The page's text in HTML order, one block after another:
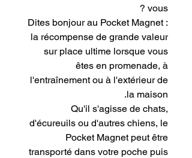
vous ?
Dites bonjour au Pocket Magnet :
la récompense de grande valeur
sur place ultime lorsque vous
êtes en promenade, à
l'entraînement ou à l'extérieur de
la maison.
Qu'il s'agisse de chats,
d'écureuils ou d'autres chiens, le
Pocket Magnet peut être
transporté dans votre poche puis